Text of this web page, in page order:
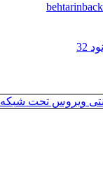
32
آنتی ویروس تحت شبکه